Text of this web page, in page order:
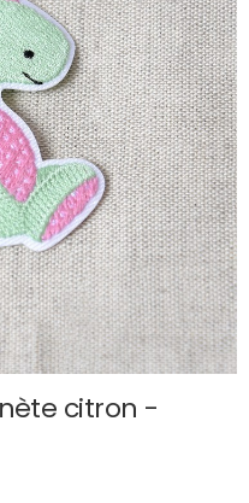
citron -